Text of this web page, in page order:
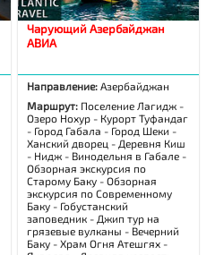
Чарующий Азербайджан
АВИА
Направление:Азербайджан
Маршрут: Поселение Лагидж -
Озеро Нохур - Курорт Туфандаг
- Город Габала - Город Шеки -
Ханский дворец - Деревня Киш
- Нидж - Винодельня в Габале -
Обзорная экскурсия по
Старому Баку - Обзорная
экскурсия по Современному
Баку - Гобустанский
заповедник - Джип тур на
грязевые вулканы - Вечерний
Баку - Храм Огня Атешгях -